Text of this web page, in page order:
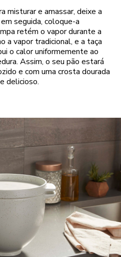
misturar e amassar, deixe a
seguida, coloque-a
retém o vapor durante a
a vapor tradicional, e a taça
o calor uniformemente ao
Assim, o seu pão estará
e com uma crosta dourada
delicioso.